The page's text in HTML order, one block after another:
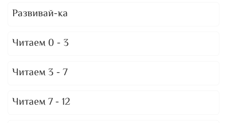
Развивай-ка
Читаем 0 - 3
Читаем 3 - 7
Читаем 7 - 12